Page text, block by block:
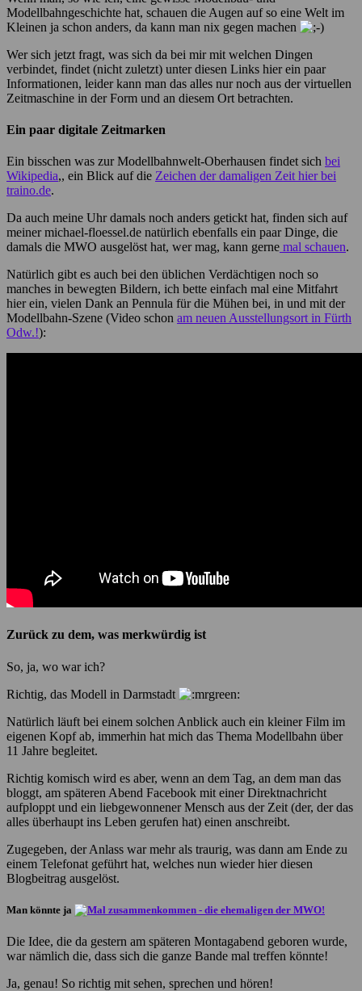
Modellbahngeschichte hat, schauen die Augen auf so eine Welt im
Kleinen ja schon anders, da kann man nix gegen machen
Wer sich jetzt fragt, was sich da bei mir mit welchen Dingen
verbindet, findet (nicht zuletzt) unter diesen Links hier ein paar
Informationen, leider kann man das alles nur noch aus der virtuellen
Zeitmaschine in der Form und an diesem Ort betrachten.
Ein paar digitale Zeitmarken
Ein bisschen was zur Modellbahnwelt-Oberhausen findet sich bei
Wikipedia,, ein Blick auf die Zeichen der damaligen Zeit hier bei
traino.de.
Da auch meine Uhr damals noch anders getickt hat, finden sich auf
meiner michael-floessel.de natürlich ebenfalls ein paar Dinge, die
damals die MWO ausgelöst hat, wer mag, kann gerne mal schauen.
Natürlich gibt es auch bei den üblichen Verdächtigen noch so
manches in bewegten Bildern, ich bette einfach mal eine Mitfahrt
hier ein, vielen Dank an Pennula für die Mühen bei, in und mit der
Modellbahn-Szene (Video schon am neuen Ausstellungsort in Fürth
Odw.!):
Zurück zu dem, was merkwürdig ist
So, ja, wo war ich?
Richtig, das Modell in Darmstadt
Natürlich läuft bei einem solchen Anblick auch ein kleiner Film im
eigenen Kopf ab, immerhin hat mich das Thema Modellbahn über
11 Jahre begleitet.
Richtig komisch wird es aber, wenn an dem Tag, an dem man das
bloggt, am späteren Abend Facebook mit einer Direktnachricht
aufploppt und ein liebgewonnener Mensch aus der Zeit (der, der das
alles überhaupt ins Leben gerufen hat) einen anschreibt.
Zugegeben, der Anlass war mehr als traurig, was dann am Ende zu
einem Telefonat geführt hat, welches nun wieder hier diesen
Blogbeitrag ausgelöst.
Man könnte ja
Die Idee, die da gestern am späteren Montagabend geboren wurde,
war nämlich die, dass sich die ganze Bande mal treffen könnte!
Ja, genau! So richtig mit sehen, sprechen und hören!